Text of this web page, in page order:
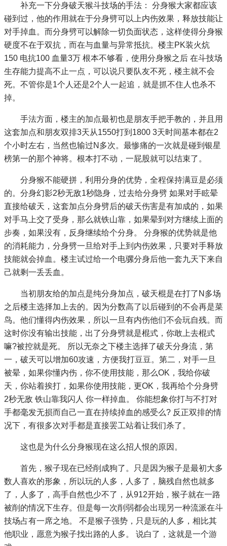
补充一下分身破天猴斗技场的手法： 分身猴大家都应该
碰到过，他的作用就在于分身劈可以上内伤效果，释放技能让
对手掉血。而分身劈可以解除一切负面状态，这样使得分身猴
硬度不在于双抗，而在与血量与异常抵抗。楼主PK装火炕
150 电抗100 血量3万 根本不够看，使用分身猴之后 在斗技场
生存能力提高不止一点，可以说只要队友不死，楼主就不会
死。不管你是1个人还是2个人一起追，就是抓不住人也杀不
掉。
手法方面，楼主的加点最初也是朋友手把手教的，并且用
这套加点和朋友双排3天从1550打到1800 3天时间基本都在2
个小时左右，当然也输过N多次。最惨痛的一次就是碰到银星
榜第一的那个神将。根本打不动，一屁股就可以结束了。
分身猴不能硬拼，利用分身的优势，全程保持满豆是必须
的。分身幻影2秒无敌1秒隐身，过去给分身劈 如果对手眩晕
直接给破天，这套加点分身劈后的破天伤害是有加成的，如果
对手马上交了受身，那么就铁山靠，如果晕到对方继续上面的
步奏，如果没有，反身继续给个分身。 分身猴的优势就是他
的消耗能力，分身劈一旦给对手上到内伤效果，只要对手释放
技能就会掉血。楼主试过给一个电骡分身后他一套九天下来自
己就剩一丢丢血。
当初朋友给的加点是纯分身加点，破天棍是在打了N多场
之后楼主选择加上去的。因为分数高了以后碰到的不会再是菜
鸟。他们懂得内伤效果，所以一旦有内伤他们不会玩自残。而
这时你没有输出技能，出了分身劈就是棍式，你敢上去棍式
嘛?被控就是死。 所以无奈之下楼主选择了破天分身流，第
一，破天可以增加60攻速，方便我打豆豆。第二，对手一旦
被晕，如果你懂内伤，你不使用技能，那么OK，我给你破
天，你站着挨打，如果你使用技能，更OK，我再给个分身劈
2秒无敌 铁山靠我闪人 你一样掉血。 你能想象你打与不打对
手都毫发无损而自己一直在持续掉血的感受么? 反正双排的情
况下，有很多次对手都是直接罢工站着让我们杀了。
这也是为什么分身猴现在这么招人恨的原因。
首先，猴子现在已经削成狗了。只是因为猴子是最初大多
数人喜欢的形象，所以玩的人多，人多了，脑残自然也就多
了，人多了，高手自然也少不了，从912开始，猴子就在一路
被削的情况下生存。但是每一次削弱都会出现另一种流派在斗
技场占有一席之地。 不是猴子强势，只是玩的人多，相比其
他职业，愿意为猴子找出路的人多。 说白了，这就是一个游